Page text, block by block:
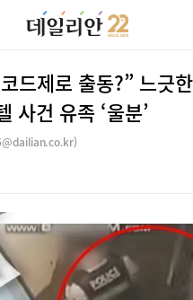
드제로 출동?” 느긋
사건 유족 ‘울분’